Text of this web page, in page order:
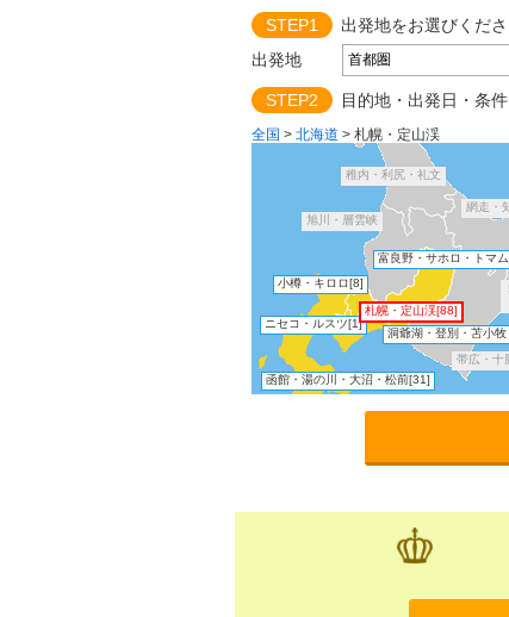
STEP1
出発地をお選びくださ
出発地
STEP2 目的地・出発日・条
全国 >北海道>札幌・定山渓
稚内・利尻・礼文
網走・
帯広・十
旭川・層雲峡
富良野・サホロ・トマム
洞爺湖・登別・苫小
函館・湯の川・大沼・松前[31]
ニセコ・ルスツ[1]
札幌・定山渓[88]
小樽・キロロ[8]